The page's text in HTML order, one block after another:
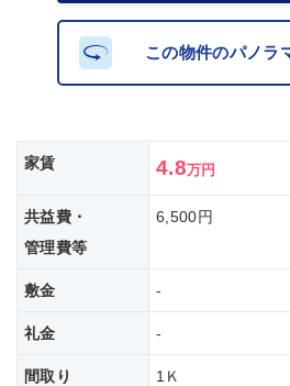
この物件のパノラ
家賃 4.8万円
共益費・
管理費等
6,500円
敷金 -
礼金 -
間取り 1Ｋ